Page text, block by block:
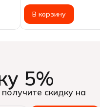
В корзину
5%
скидку на